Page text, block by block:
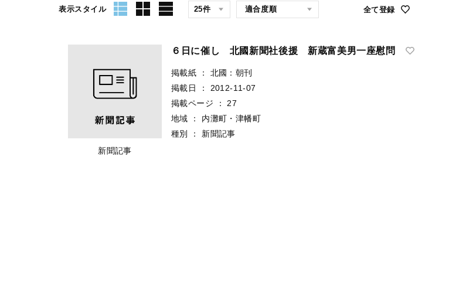
表示スタイル 全て登録
新聞記事
６日に催し 北國新聞社後援 新蔵富美男一座慰問
掲載紙 ：
北國：朝刊
掲載日
：
2012-11-07
掲載ページ
：
27
地域
：
内灘町・津幡町
種別
： 新聞記事